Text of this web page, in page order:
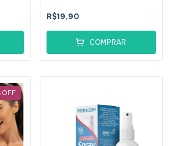
R$19,90
COMPRAR
OFF